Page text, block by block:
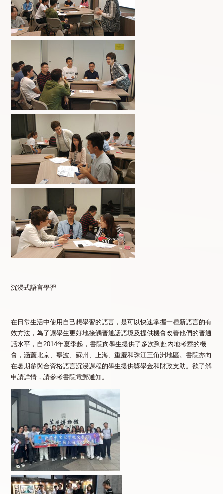
沉浸式語言學習
在日常生活中使用自己想學習的語言，是可以快速掌握一種新語言的有
效方法，為了讓學生更好地接觸普通話語境及提供機會改善他們的普通
話水平，自2014年夏季起，書院向學生提供了多次到赴內地考察的機
會，涵蓋北京、寧波、蘇州、上海、重慶和珠江三角洲地區。書院亦向
在暑期參與合資格語言沉浸課程的學生提供獎學金和財政支助。欲了解
申請詳情，請參考書院電郵通知。